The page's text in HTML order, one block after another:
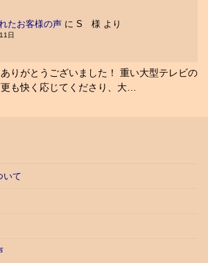
たお客様の声 に S 様 より
日
りがとうございました！ 重い大型テレビの
も快く応じてくださり、大…
いて